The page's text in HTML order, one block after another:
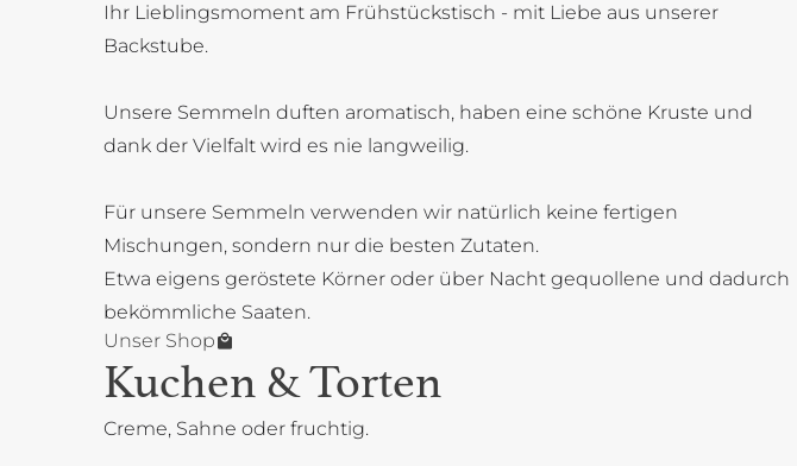
Ihr Lieblingsmoment am Frühstückstisch - mit Liebe aus unserer
Backstube.
Unsere Semmeln duften aromatisch, haben eine schöne Kruste und
dank der Vielfalt wird es nie langweilig.
Für unsere Semmeln verwenden wir natürlich keine fertigen
Mischungen, sondern nur die besten Zutaten.
Etwa eigens geröstete Körner oder über Nacht gequollene und dadurch
bekömmliche Saaten.
Unser Shop
Kuchen & Torten
Creme, Sahne oder fruchtig.